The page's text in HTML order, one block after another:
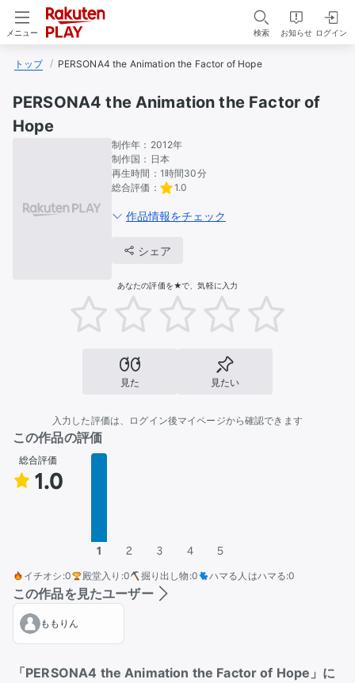
メニュー 検索 お知らせ ログイン
トップ PERSONA4 the Animation the Factor of Hope
PERSONA4 the Animation the Factor of
Hope
制作年： 2012年
制作国： 日本
再生時間： 1時間30分
総合評価：
1.0
作品情報をチェック
シェア
あなたの評価を★で、気軽に入力
見た 見たい
入力した評価は、ログイン後マイページから確認できます
この作品の評価
総合評価
1.0
1 2 3 4 5
イチオシ :0 殿堂入り :0 掘り出し物 :0 ハマる人はハマる:0
この作品を見たユーザー
ももりん
「PERSONA4 the Animation the Factor of Hope」に